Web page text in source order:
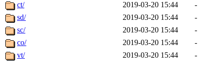
ct/
2019-03-20 15:44
-
sd/
2019-03-20 15:44
-
sc/
2019-03-20 15:44
-
co/
2019-03-20 15:44
-
vt/
2019-03-20 15:44
-